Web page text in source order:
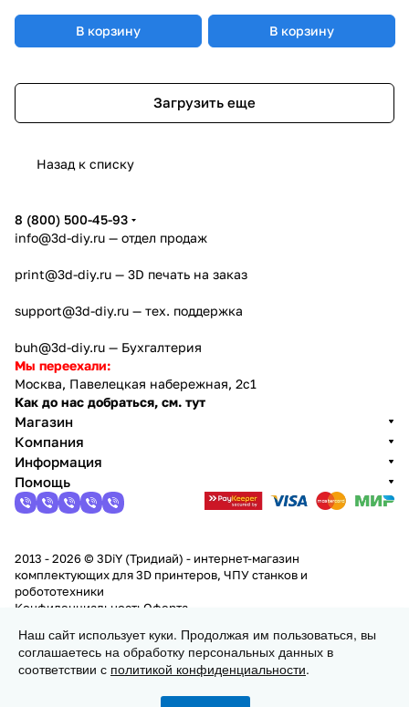
В корзину В корзину
Загрузить еще
Назад к списку
В корзину
8 (800) 500-45-93
info@3d-diy.ru — отдел продаж
print@3d-diy.ru — 3D печать на заказ
support@3d-diy.ru — тех. поддержка
buh@3d-diy.ru — Бухгалтерия
Мы переехали:
Москва, Павелецкая набережная, 2с1
Как до нас добраться, см. тут
Магазин
Компания
Информация
Помощь
2013 - 2026 © 3DiY (Тридиай) - интернет-магазин
комплектующих для 3D принтеров, ЧПУ станков и
робототехники
Конфиденциальность Оферта
Наш сайт использует куки. Продолжая им пользоваться, вы
соглашаетесь на обработку персональных данных в
соответствии с политикой конфиденциальности.